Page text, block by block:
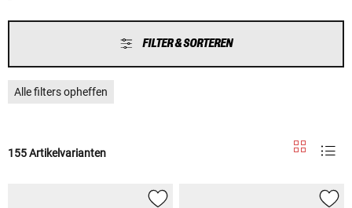
FILTER & SORTEREN
Alle filters opheffen
155 Artikelvarianten